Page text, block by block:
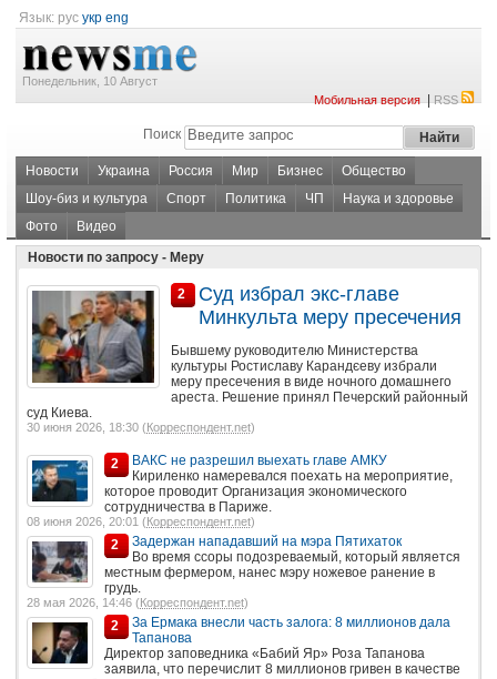
Язык: рус укр eng
Понедельник, 10 Август
Мобильная версия|RSS
Поиск
Новости Украина Россия Мир Бизнес
Общество
Шоу-биз и культура
Спорт Политика ЧП
Наука и здоровье
Фото
Видео
Новости по запросу - Меру
2
Суд избрал экс-главе
Минкульта меру пресечения
Бывшему руководителю Министерства
культуры Ростиславу Карандєеву избрали
меру пресечения в виде ночного домашнего
ареста. Решение принял Печерский районный
суд Киева.
30 июня 2026, 18:30 (Корреспондент.net)
2
ВАКС не разрешил выехать главе АМКУ
Кириленко намеревался поехать на мероприятие,
которое проводит Организация экономического
сотрудничества в Париже.
08 июня 2026, 20:01 (Корреспондент.net)
2
Задержан нападавший на мэра Пятихаток
Во время ссоры подозреваемый, который является
местным фермером, нанес мэру ножевое ранение в
грудь.
28 мая 2026, 14:46 (Корреспондент.net)
2
За Ермака внесли часть залога: 8 миллионов дала
Тапанова
Директор заповедника «Бабий Яр» Роза Тапанова
заявила, что перечислит 8 миллионов гривен в качестве